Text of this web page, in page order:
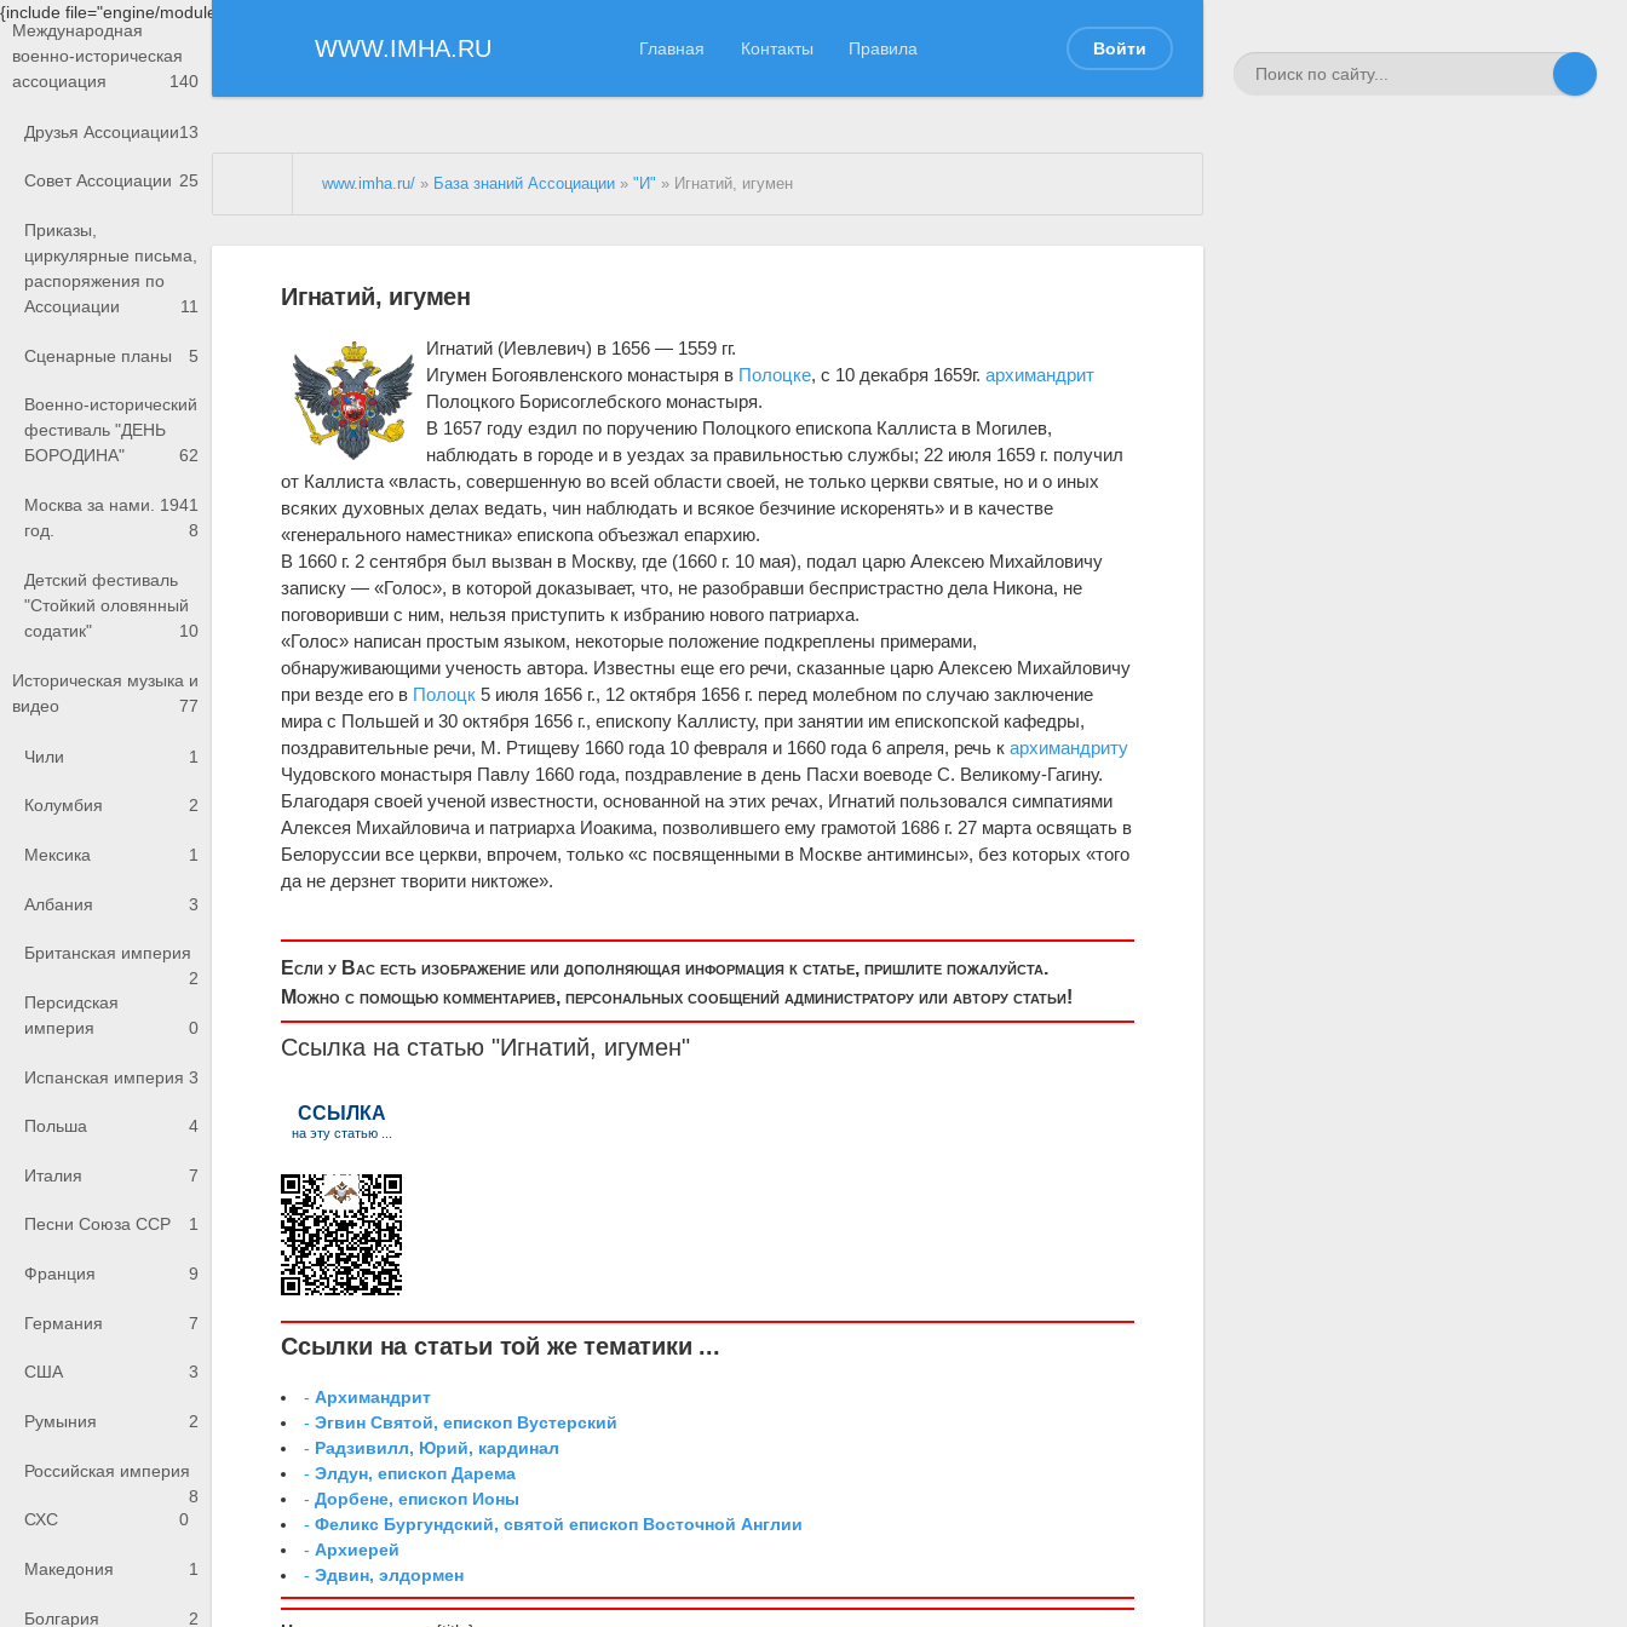
{include file="engine/modules/saperu/head.php"}
WWW.IMHA.RU Главная Контакты Правила Войти
Международная
военно-историческая
ассоциация
140
Друзья Ассоциации13
Совет Ассоциации 25
Приказы,
циркулярные письма,
распоряжения по
Ассоциации
11
Сценарные планы 5
Военно-исторический
фестиваль "ДЕНЬ
БОРОДИНА"
62
Москва за нами. 1941
год.
8
Детский фестиваль
"Стойкий оловянный
содатик"
10
Историческая музыка и
видео
77
Чили 1
Колумбия 2
Мексика 1
Албания 3
Британская империя
2
Персидская
империя
0
Испанская империя 3
Польша 4
Италия 7
Песни Союза ССР 1
Франция 9
Германия 7
США 3
Румыния 2
Российская империя
8
СХС
0
Македония 1
Болгария 2
www.imha.ru/ » База знаний Ассоциации »"И" » Игнатий, игумен
Игнатий, игумен
Игнатий (Иевлевич) в 1656 — 1559 гг.
Игумен Богоявленского монастыря в Полоцке, с 10 декабря 1659г.архимандрит
Полоцкого Борисоглебского монастыря.
В 1657 году ездил по поручению Полоцкого епископа Каллиста в Могилев,
наблюдать в городе и в уездах за правильностью службы; 22 июля 1659 г. получил
от Каллиста «власть, совершенную во всей области своей, не только церкви святые, но и о иных
всяких духовных делах ведать, чин наблюдать и всякое безчиние искоренять» и в качестве
«генерального наместника» епископа объезжал епархию.
В 1660 г. 2 сентября был вызван в Москву, где (1660 г. 10 мая), подал царю Алексею Михайловичу
записку — «Голос», в которой доказывает, что, не разобравши беспристрастно дела Никона, не
поговоривши с ним, нельзя приступить к избранию нового патриарха.
«Голос» написан простым языком, некоторые положение подкреплены примерами,
обнаруживающими ученость автора. Известны еще его речи, сказанные царю Алексею Михайловичу
при везде его в Полоцк 5 июля 1656 г., 12 октября 1656 г. перед молебном по случаю заключение
мира с Польшей и 30 октября 1656 г., епископу Каллисту, при занятии им епископской кафедры,
поздравительные речи, М. Ртищеву 1660 года 10 февраля и 1660 года 6 апреля, речь кархимандриту
Чудовского монастыря Павлу 1660 года, поздравление в день Пасхи воеводе С. Великому-Гагину.
Благодаря своей ученой известности, основанной на этих речах, Игнатий пользовался симпатиями
Алексея Михайловича и патриарха Иоакима, позволившего ему грамотой 1686 г. 27 марта освящать в
Белоруссии все церкви, впрочем, только «с посвященными в Москве антиминсы», без которых «того
да не дерзнет творити никтоже».
Если у Вас есть изображение или дополняющая информация к статье, пришлите пожалуйста.
Можно с помощью комментариев, персональных сообщений администратору или автору статьи!
Ссылка на статью "Игнатий, игумен"
Ссылки на статьи той же тематики ...
-Архимандрит
-Эгвин Святой, епископ Вустерский
- Радзивилл, Юрий, кардинал
-Элдун, епископ Дарема
-Дорбене, епископ Ионы
-Феликс Бургундский, святой епископ Восточной Англии
-Архиерей
-Эдвин, элдормен